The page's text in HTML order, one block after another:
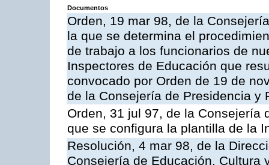
Documentos
Orden, 19 mar 98, de la
la que se determina el
de trabajo a los funcionarios de
Inspectores de Educación que
convocado por Orden de 19 de
de la Consejería de Presidencia y
Orden, 31 jul 97, de la Consejería
que se configura la plantilla de la
Resolución, 4 mar 98, de la
Consejería de Educación, Cultura